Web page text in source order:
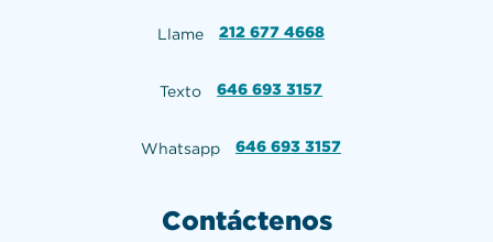
Llame 212 677 4668
Texto 646 693 3157
Whatsapp 646 693 3157
Contáctenos